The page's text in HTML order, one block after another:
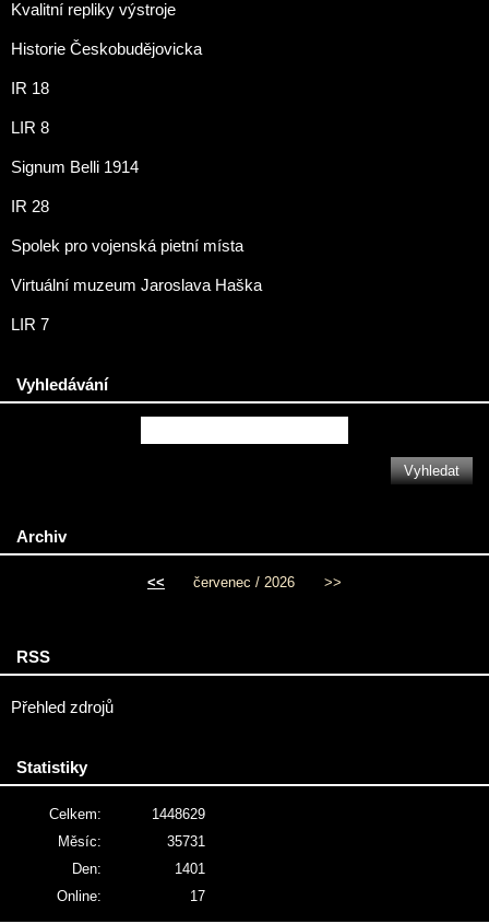
Kvalitní repliky výstroje
Historie Českobudějovicka
IR 18
LIR 8
Signum Belli 1914
IR 28
Spolek pro vojenská pietní místa
Virtuální muzeum Jaroslava Haška
LIR 7
Vyhledávání
Archiv
<< červenec / 2026 >>
RSS
Přehled zdrojů
Statistiky
Online: 17
Celkem:
1448629
Měsíc:
35731
Den:
1401